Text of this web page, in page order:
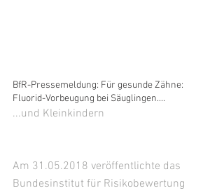
BfR-Pressemeldung: Für gesunde Zähne:
Fluorid-Vorbeugung bei Säuglingen....
...und Kleinkindern
Am 31.05.2018 veröffentlichte das
Bundesinstitut für Risikobewertung